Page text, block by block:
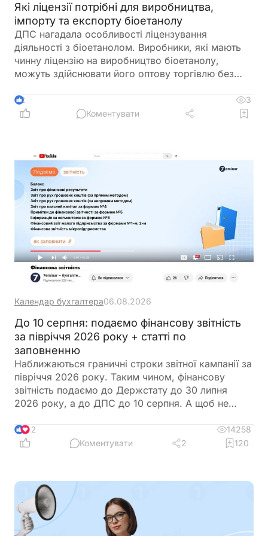
Які ліцензії потрібні для виробництва,
імпорту та експорту біоетанолу
ДПС нагадала особливості ліцензування
діяльності з біоетанолом. Виробники, які мають
чинну ліцензію на виробництво біоетанолу,
можуть здійснювати його оптову торгівлю без
імпорту, експорту та інших операцій із
біоетанолом закон встановлює окремі вимоги, а
2
3
Коментувати
Календар бухгалтера06.08.2026
До 10 серпня: подаємо фінансову звітність
за півріччя 2026 року + статті по
заповненню
Наближаються граничні строки звітної кампанії за
півріччя 2026 року. Таким чином, фінансову
звітність подаємо до Держстату до 30 липня
2026 року, а до ДПС до 10 серпня. А щоб не
одному місці
12
14258
Коментувати
2 120